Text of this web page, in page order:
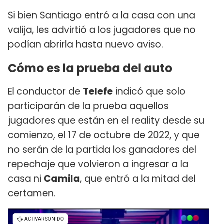
Si bien Santiago entró a la casa con una
valija, les advirtió a los jugadores que no
podían abrirla hasta nuevo aviso.
Cómo es la prueba del auto
El conductor de Telefe indicó que solo
participarán de la prueba aquellos
jugadores que están en el reality desde su
comienzo, el 17 de octubre de 2022, y que
no serán de la partida los ganadores del
repechaje que volvieron a ingresar a la
casa ni Camila, que entró a la mitad del
certamen.